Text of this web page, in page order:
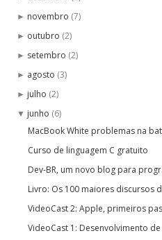
► novembro (7)
► outubro (2)
► setembro (2)
► agosto (3)
► julho (2)
▼ junho (6)
MacBook White problemas na
Curso de linguagem C gratuito
Dev-BR, um novo blog para
Livro: Os 100 maiores discursos
VideoCast 2: Apple, primeiros
VideoCast 1: Desenvolvimento